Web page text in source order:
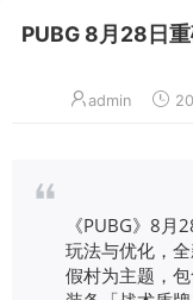
PUBG 8月28日
admin
《PUBG》8
玩法与优化，
假村为主题，